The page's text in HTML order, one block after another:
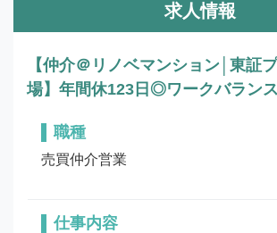
求人情報
【仲介＠リノベマンション│東証
場】年間休123日◎ワークバランス
職種
売買仲介営業
仕事内容